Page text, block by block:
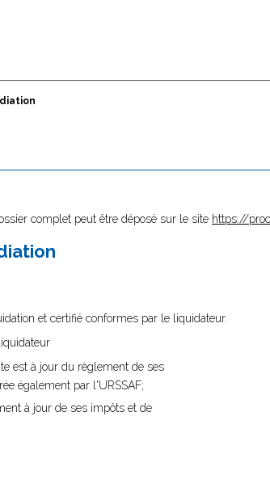
complet peut être déposé sur le site https://
et certifié conformes par le liquidateur.
est à jour du règlement de ses
également par l'URSSAF;
à jour de ses impôts et de